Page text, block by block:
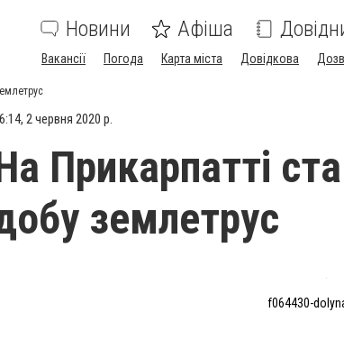
Новини Афіша
Вакансії Погода Карта міста Довідкова
2 червня 2020 р.
Прикарпатті
землетрус
f064430-